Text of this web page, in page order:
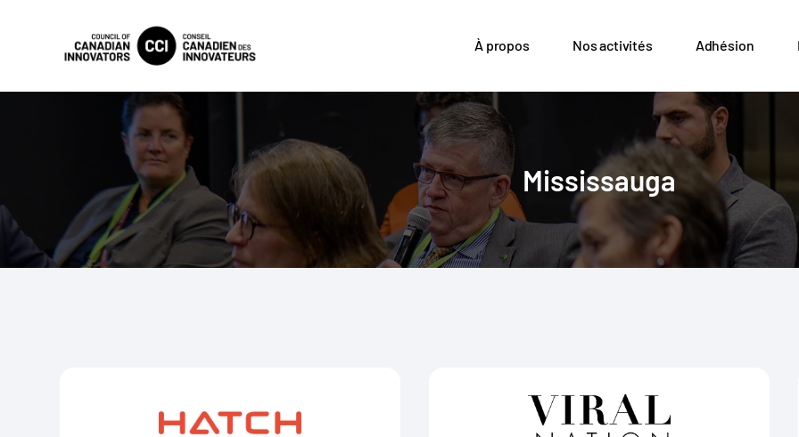
À propos Nos activités Adhésion
Mississauga